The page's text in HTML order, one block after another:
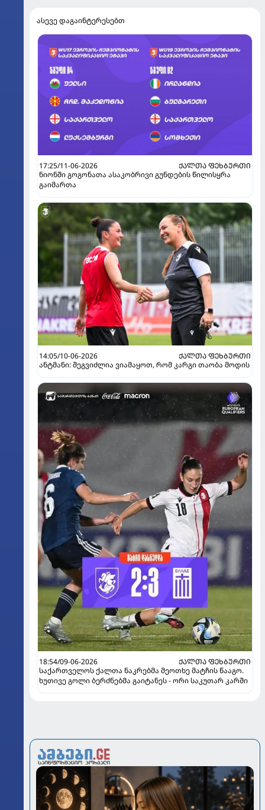
ასევე დაგაინტერესებთ
17:25/11-06-2026
ᲥᲐᲚᲗᲐ ᲤᲔᲮᲑᲣᲠᲗᲘ
ნიონში გოგონათა ასაკობრივი გუნდების წილისყრა
გაიმართა
14:05/10-06-2026
ᲥᲐᲚᲗᲐ ᲤᲔᲮᲑᲣᲠᲗᲘ
ანტმანი: შეგვიძლია ვიამაყოთ, რომ კარგი თაობა მოდის
18:54/09-06-2026
ᲥᲐᲚᲗᲐ ᲤᲔᲮᲑᲣᲠᲗᲘ
საქართველოს ქალთა ნაკრებმა მეოთხე მატჩის წააგო.
ხუთივე გოლი ბერძნებმა გაიტანეს - ორი საკუთარ კარში